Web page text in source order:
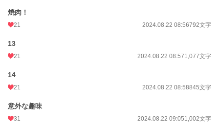
焼肉！
21 2024.08.22 08:56792文字
13
21 2024.08.22 08:571,077文字
14
21 2024.08.22 08:58845文字
意外な趣味
31 2024.08.22 09:051,002文字